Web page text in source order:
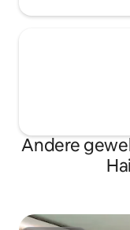
Andere